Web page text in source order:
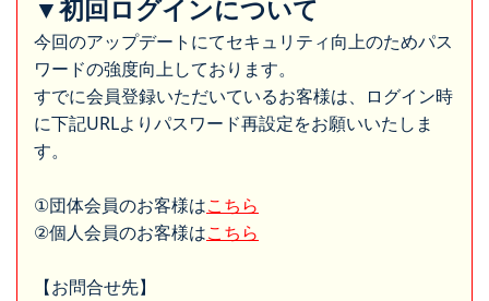
▼初回ログインについて
今回のアップデートにてセキュリティ向上のためパス
ワードの強度向上しております。
すでに会員登録いただいているお客様は、ログイン時
に下記URLよりパスワード再設定をお願いいたしま
す。
①団体会員のお客様はこちら
②個人会員のお客様はこちら
【お問合せ先】